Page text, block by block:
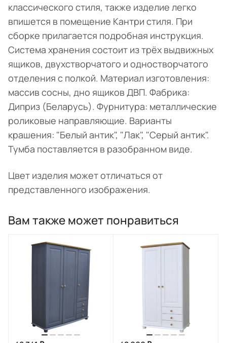
классического стиля, также изделие легко
впишется в помещение Кантри стиля. При
сборке прилагается подробная инструкция.
Система хранения состоит из трёх выдвижных
ящиков, двухстворчатого и одностворчатого
отделения с полкой. Материал изготовления:
массив сосны, дно ящиков ДВП. Фабрика:
Диприз (Беларусь). Фурнитура: металлические
роликовые направляющие. Варианты
крашения: "Белый антик", "Лак", "Серый антик".
Тумба поставляется в разобранном виде.
Цвет изделия может отличаться от
представленного изображения.
Вам также может понравиться